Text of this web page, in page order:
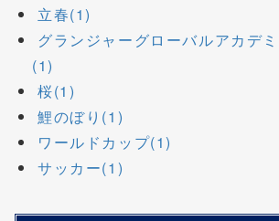
立春(1)
グランジャーグローバルアカデ
(1)
桜(1)
鯉のぼり(1)
ワールドカップ(1)
サッカー(1)